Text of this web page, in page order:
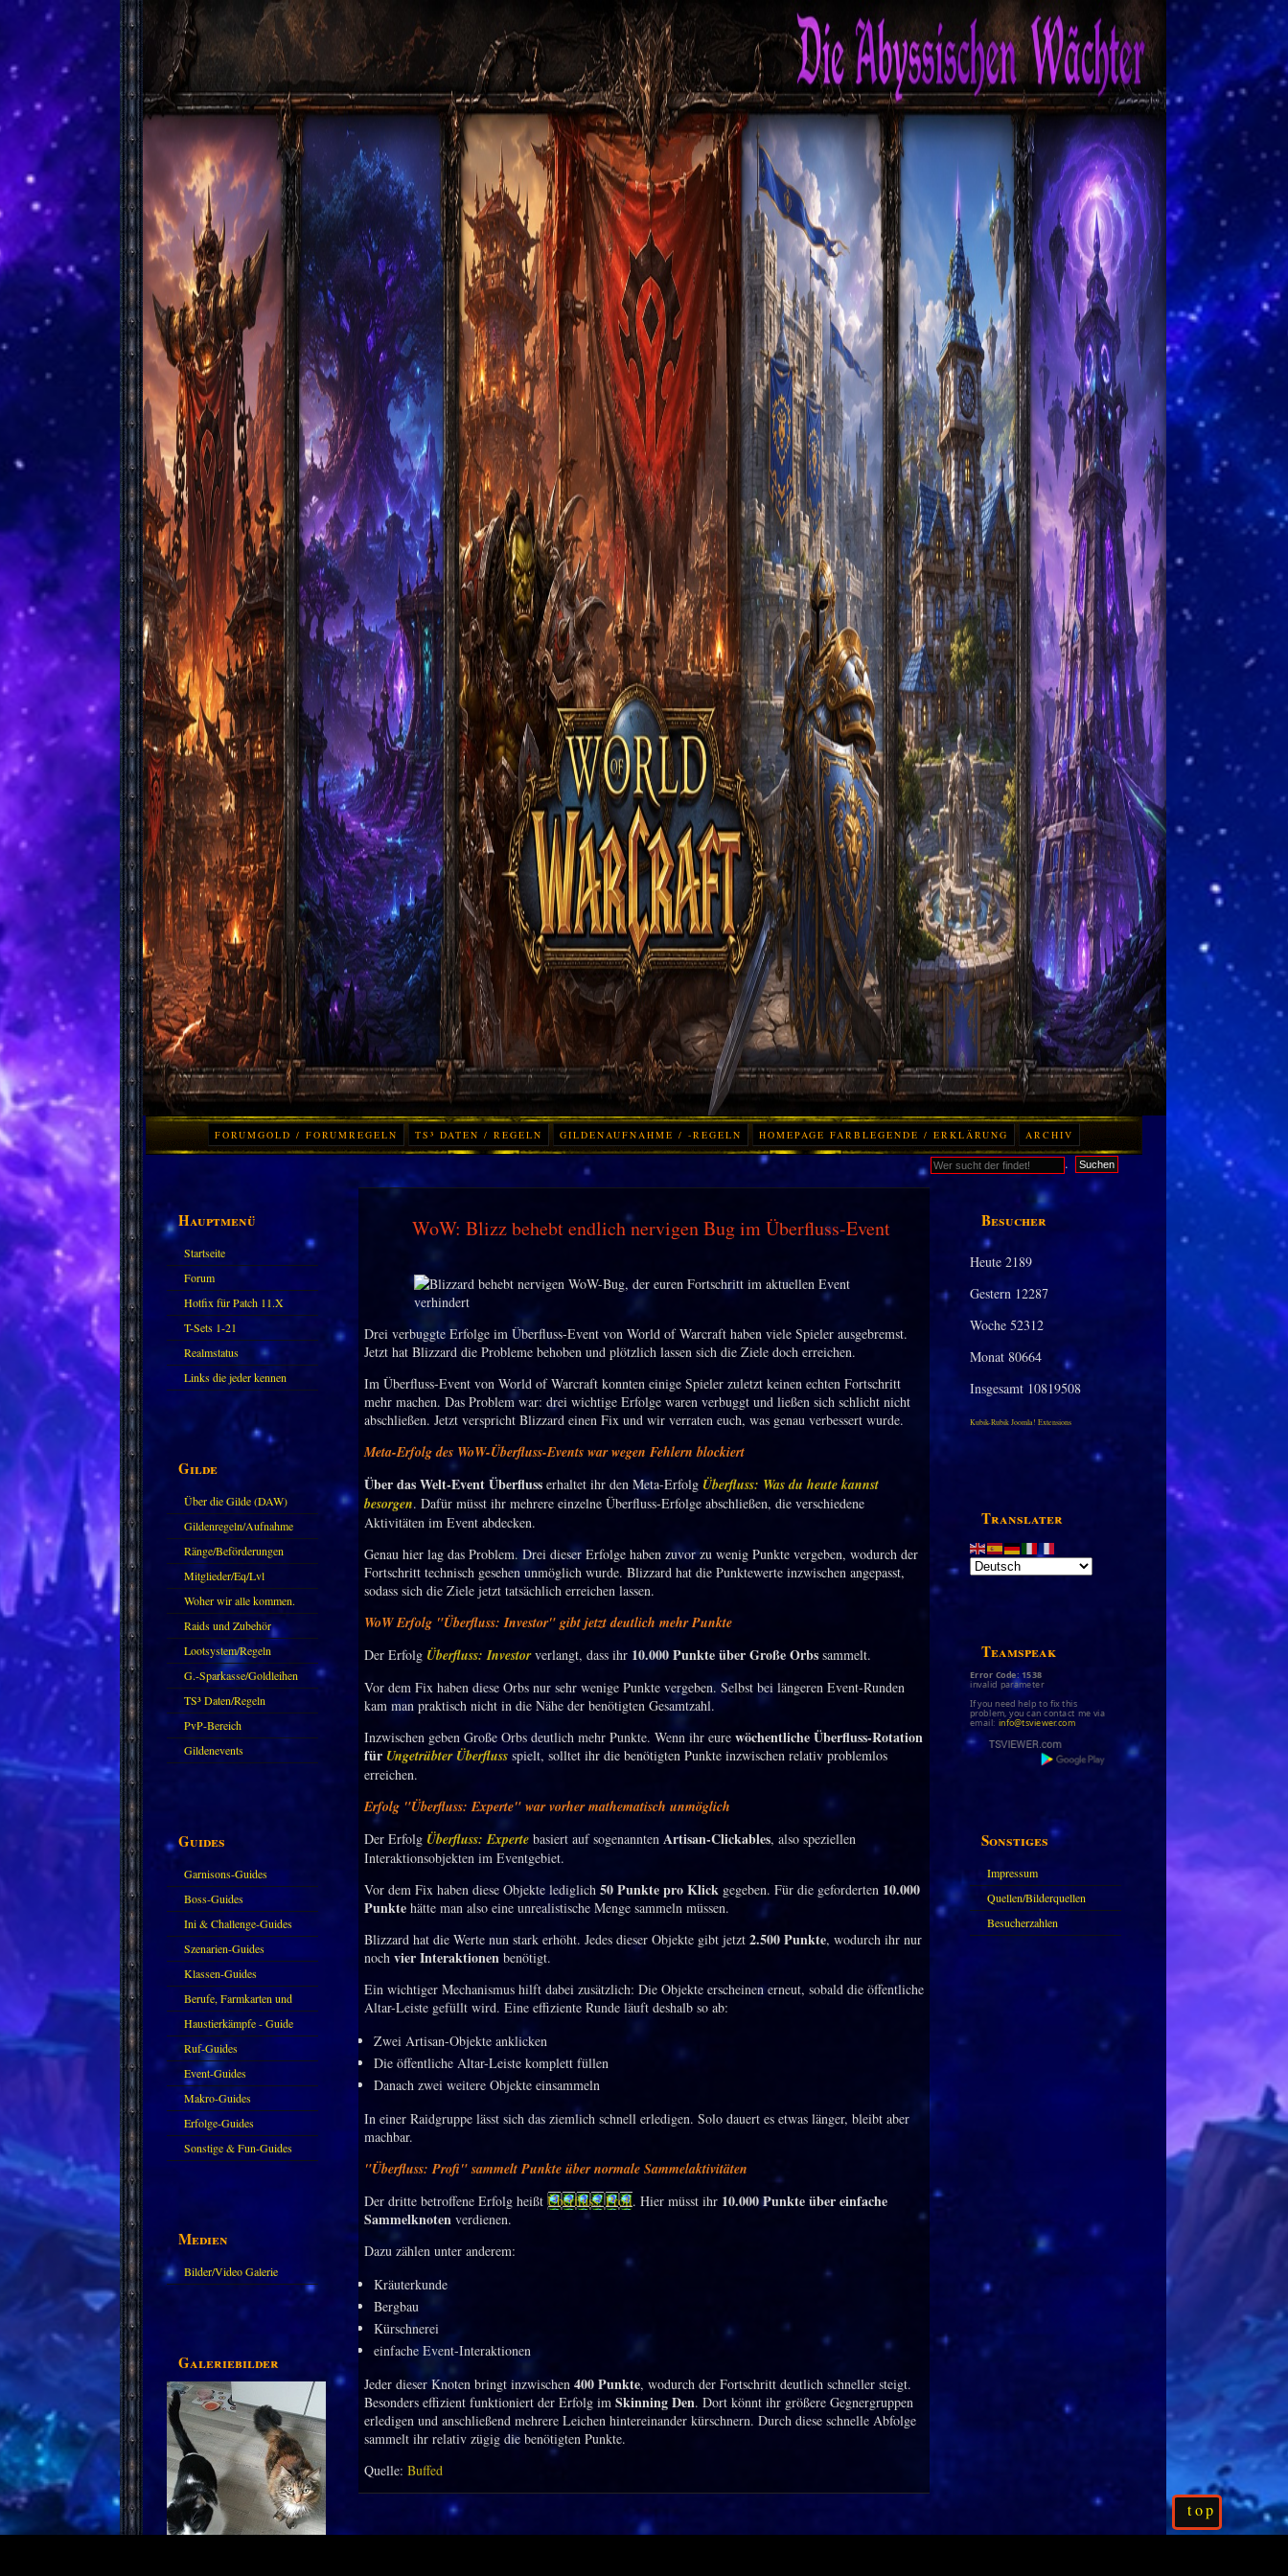
FORUMGOLD / FORUMREGELN TS³ DATEN / REGELN GILDENAUFNAHME / -REGELN HOMEPAGE FARBLEGENDE / ERKLÄRUNG ARCHIV
. Suchen
Hauptmenü
Startseite
Forum
Hotfix für Patch 11.X
T-Sets 1-21
Realmstatus
Links die jeder kennen
Gilde
Über die Gilde (DAW)
Gildenregeln/Aufnahme
Ränge/Beförderungen
Mitglieder/Eq/Lvl
Woher wir alle kommen.
Raids und Zubehör
Lootsystem/Regeln
G.-Sparkasse/Goldleihen
TS³ Daten/Regeln
PvP-Bereich
Gildenevents
Guides
Garnisons-Guides
Boss-Guides
Ini & Challenge-Guides
Szenarien-Guides
Klassen-Guides
Berufe, Farmkarten und
Haustiere
Haustierkämpfe - Guide
Ruf-Guides
Event-Guides
Makro-Guides
Erfolge-Guides
Sonstige & Fun-Guides
Medien
Bilder/Video Galerie
Galeriebilder
Besucher
Heute2189
Gestern 12287
Woche52312
Monat80664
Insgesamt 10819508
Kubik-Rubik Joomla! Extensions
Translater
Teamspeak
Error Code: 1538
invalid parameter
If you need help to fix this
problem, you can contact me via
email: info@tsviewer.com
Sonstiges
Impressum
Quellen/Bilderquellen
Besucherzahlen
WoW: Blizz behebt endlich nervigen Bug im Überfluss-Event
Drei verbuggte Erfolge im Überfluss-Event von World of Warcraft haben viele Spieler ausgebremst.
Jetzt hat Blizzard die Probleme behoben und plötzlich lassen sich die Ziele doch erreichen.
Im Überfluss-Event von World of Warcraft konnten einige Spieler zuletzt keinen echten Fortschritt
mehr machen. Das Problem war: drei wichtige Erfolge waren verbuggt und ließen sich schlicht nicht
abschließen. Jetzt verspricht Blizzard einen Fix und wir verraten euch, was genau verbessert wurde.
Meta-Erfolg des WoW-Überfluss-Events war wegen Fehlern blockiert
Über das Welt-Event Überflusserhaltet ihr den Meta-Erfolg Überfluss: Was du heute kannst
besorgen. Dafür müsst ihr mehrere einzelne Überfluss-Erfolge abschließen, die verschiedene
Aktivitäten im Event abdecken.
Genau hier lag das Problem. Drei dieser Erfolge haben zuvor zu wenig Punkte vergeben, wodurch der
Fortschritt technisch gesehen unmöglich wurde. Blizzard hat die Punktewerte inzwischen angepasst,
sodass sich die Ziele jetzt tatsächlich erreichen lassen.
WoW Erfolg "Überfluss: Investor" gibt jetzt deutlich mehr Punkte
Der Erfolg Überfluss: Investorverlangt, dass ihr 10.000 Punkte über Große Orbssammelt.
Vor dem Fix haben diese Orbs nur sehr wenige Punkte vergeben. Selbst bei längeren Event-Runden
kam man praktisch nicht in die Nähe der benötigten Gesamtzahl.
Inzwischen geben Große Orbs deutlich mehr Punkte. Wenn ihr eure wöchentliche Überfluss-Rotation
für Ungetrübter Überflussspielt, solltet ihr die benötigten Punkte inzwischen relativ problemlos
erreichen.
Erfolg "Überfluss: Experte" war vorher mathematisch unmöglich
Der Erfolg Überfluss: Expertebasiert auf sogenannten Artisan-Clickables, also speziellen
Interaktionsobjekten im Eventgebiet.
Vor dem Fix haben diese Objekte lediglich 50 Punkte pro Klick gegeben. Für die geforderten 10.000
Punktehätte man also eine unrealistische Menge sammeln müssen.
Blizzard hat die Werte nun stark erhöht. Jedes dieser Objekte gibt jetzt 2.500 Punkte, wodurch ihr nur
noch vier Interaktionen benötigt.
Ein wichtiger Mechanismus hilft dabei zusätzlich: Die Objekte erscheinen erneut, sobald die öffentliche
Altar-Leiste gefüllt wird. Eine effiziente Runde läuft deshalb so ab:
Zwei Artisan-Objekte anklicken
Die öffentliche Altar-Leiste komplett füllen
Danach zwei weitere Objekte einsammeln
In einer Raidgruppe lässt sich das ziemlich schnell erledigen. Solo dauert es etwas länger, bleibt aber
machbar.
"Überfluss: Profi" sammelt Punkte über normale Sammelaktivitäten
Der dritte betroffene Erfolg heißt Überfluss: Profi. Hier müsst ihr 10.000 Punkte über einfache
Sammelknoten verdienen.
Dazu zählen unter anderem:
Kräuterkunde
Bergbau
Kürschnerei
einfache Event-Interaktionen
Jeder dieser Knoten bringt inzwischen 400 Punkte, wodurch der Fortschritt deutlich schneller steigt.
Besonders effizient funktioniert der Erfolg im Skinning Den. Dort könnt ihr größere Gegnergruppen
erledigen und anschließend mehrere Leichen hintereinander kürschnern. Durch diese schnelle Abfolge
sammelt ihr relativ zügig die benötigten Punkte.
Quelle: Buffed
top